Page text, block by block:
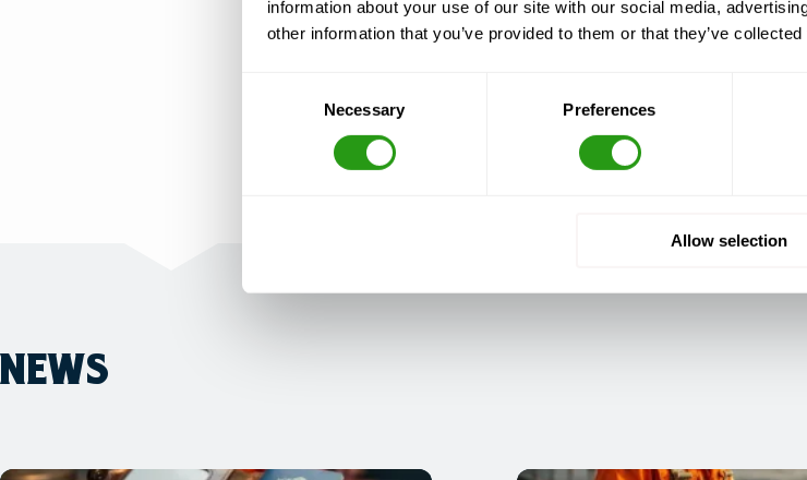
information about your use of our site with our social media,
other information that you’ve provided to them or that they’ve
Necessary Preferences
Allow selection
NEWS